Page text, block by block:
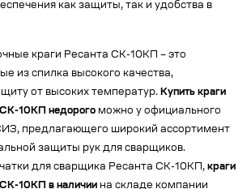
как защиты, так и удобства в
краги Ресанта СК-10КП – это
из спилка высокого качества,
от высоких температур. Купить краги
СК-10КП недорого можно у официального
предлагающего широкий ассортимент
защиты рук для сварщиков.
для сварщика Ресанта СК-10КП, краги
10КП в наличии на складе компании